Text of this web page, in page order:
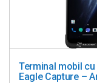
Protectie impotriva
Rezistenta la apa si
mobil cu cititor
Capture – Android